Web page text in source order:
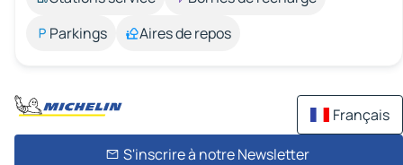
Parkings
Aires de repos
Français
S'inscrire à notre Newsletter